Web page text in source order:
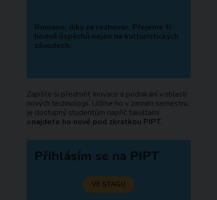
Romane, díky za rozhovor. Přejeme ti
hodně úspěchů nejen na kulturistických
závodech.
Zapište si předmět Inovace a podnikání v oblasti
nových technologií. Učíme ho v zimním semestru,
je dostupný studentům napříč fakultami
anajdete ho nově pod zkratkou PIPT.
Přihlásím se na PIPT
VE STAGU